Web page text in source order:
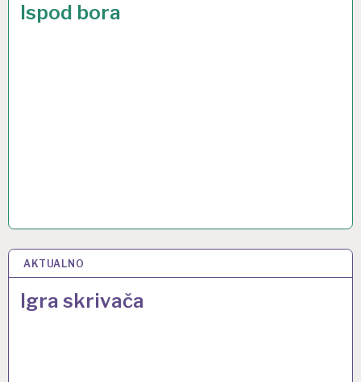
Ispod bora
AKTUALNO
Igra skrivača
10 TRA 2017